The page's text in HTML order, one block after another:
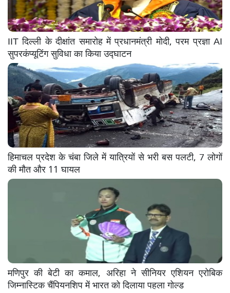
IIT दिल्ली के दीक्षांत समारोह में प्रधानमंत्री मोदी, परम प्रज्ञा AI
सुपरकंप्यूटिंग सुविधा का किया उद्घाटन
हिमाचल प्रदेश के चंबा जिले में यात्रियों से भरी बस पलटी, 7 लोगों
की मौत और 11 घायल
मणिपुर की बेटी का कमाल, अरिहा ने सीनियर एशियन एरोबिक
जिम्नास्टिक चैंपियनशिप में भारत को दिलाया पहला गोल्ड